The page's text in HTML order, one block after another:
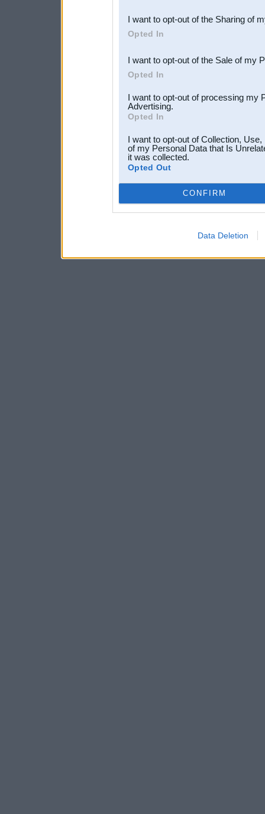
Downstream Participants
third parties.
I want to opt-out of the Sharing of
Opted In
I want to opt-out of the Sale of my
Opted In
I want to opt-out of processing my
Advertising.
Opted In
I want to opt-out of Collection,
of my Personal Data that Is
it was collected.
Opted Out
CONFIRM
Data Deletion